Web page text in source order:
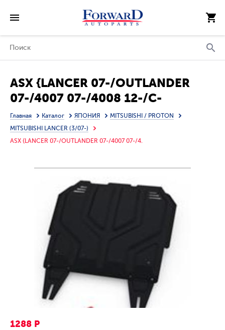
ASX {LANCER 07-/OUTLANDER
07-/4007 07-/4008 12-/C-
CROSSER 07- /C4} ЗАЩИТА
ПОДДОНА ДВИГАТЕЛЯ + КПП , С
КРЕПЛЕН , АЛЮМИН
Главная Каталог ЯПОНИЯ
MITSUBISHI / PROTON
MITSUBISHI LANCER (3/07-)
ASX {LANCER 07-/OUTLANDER 07-/4007 07-/4.
1288 Р